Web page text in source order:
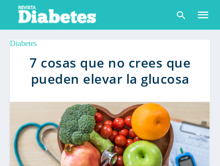
y
Diabetes
7 cosas que no crees que
pueden elevar la glucosa